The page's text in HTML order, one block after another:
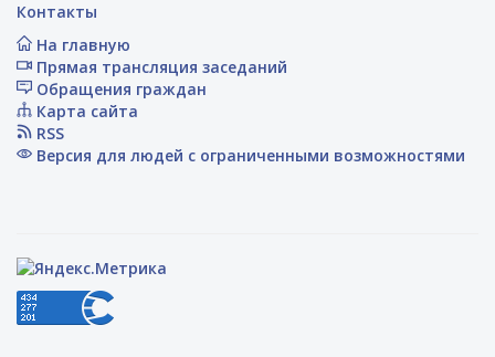
Контакты
На главную
Прямая трансляция заседаний
Обращения граждан
Карта сайта
RSS
Версия для людей с ограниченными возможностями